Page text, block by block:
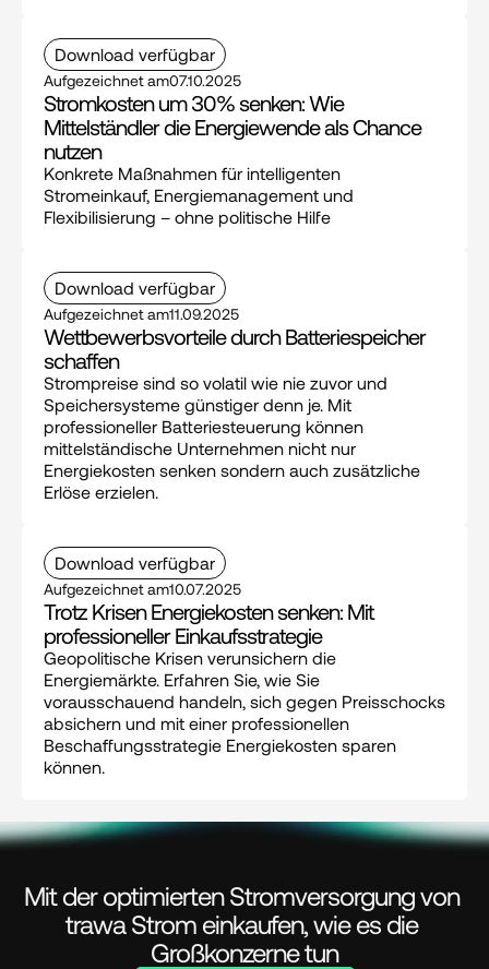
Download verfügbar
Aufgezeichnet am07.10.2025
Stromkosten um 30% senken: Wie
Mittelständler die Energiewende als Chance
nutzen
Konkrete Maßnahmen für intelligenten
Stromeinkauf, Energiemanagement und
Flexibilisierung – ohne politische Hilfe
Download verfügbar
Aufgezeichnet am11.09.2025
Wettbewerbs­vorteile durch Batterie­speicher
schaffen
Strompreise sind so volatil wie nie zuvor und
Speichersysteme günstiger denn je. Mit
professioneller Batteriesteuerung können
mittelständische Unternehmen nicht nur
Energiekosten senken sondern auch zusätzliche
Erlöse erzielen.
Download verfügbar
Aufgezeichnet am10.07.2025
Trotz Krisen Energiekosten senken: Mit
professioneller Einkaufsstrategie
Geopolitische Krisen verunsichern die
Energiemärkte. Erfahren Sie, wie Sie
vorausschauend handeln, sich gegen Preisschocks
absichern und mit einer professionellen
Beschaffungsstrategie Energiekosten sparen
können.
Mit der optimierten Stromversorgung von
trawa Strom einkaufen, wie es die
Großkonzerne tun